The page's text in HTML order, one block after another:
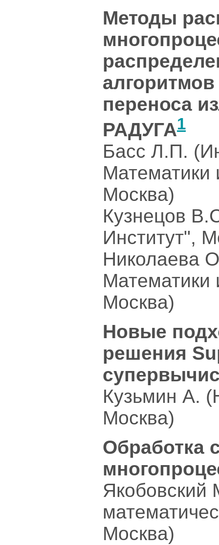
Методы
переноса
РАДУГА1
Басс Л.П.
Москва)
Кузнецов
Институт",
Николаева
Москва)
Новые
решения
Кузьмин А.
Москва)
Обработка
Якобовский
Москва)